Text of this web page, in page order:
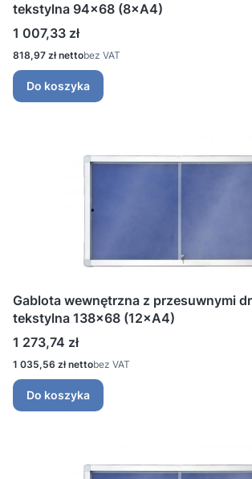
tekstylna 94x68 (8×A4)
Cena
1 007,33 zł
Cena
818,97 zł bez VAT
Do koszyka
Gablota wewnętrzna z przesuwnymi
tekstylna 138x68 (12×A4)
Cena
1 273,74 zł
Cena
1 035,56 zł bez VAT
Do koszyka